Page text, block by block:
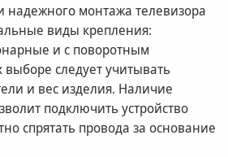
надежного монтажа телевизора
виды крепления:
и с поворотным
следует учитывать
и вес изделия. Наличие
подключить устройство
спрятать провода за основание